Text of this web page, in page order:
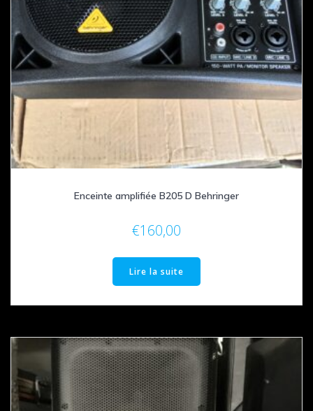
Enceinte amplifiée B205 D Behringer
€160,00
Lire la suite